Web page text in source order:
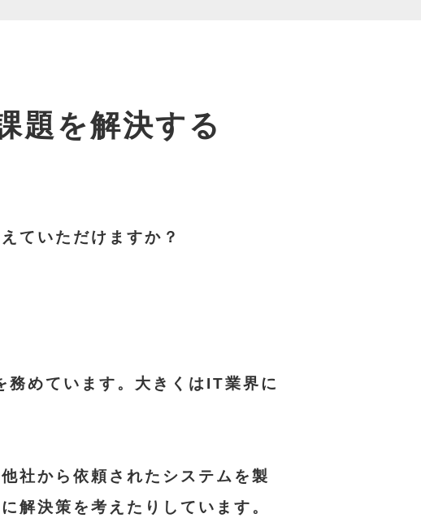
題を解決する
ていただけますか？
務めています。大きくはIT業界
社から依頼されたシステムを製
解決策を考えたりしています。